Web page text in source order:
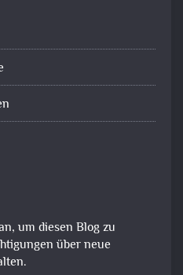
um diesen Blog zu
über neue